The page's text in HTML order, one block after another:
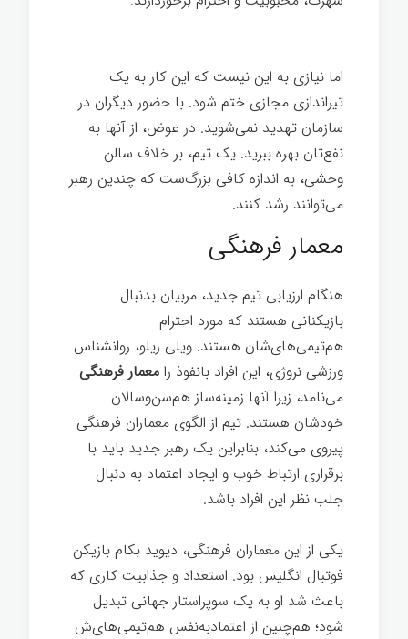
اما نیازی به این نیست که این کار به یک
تیراندازی مجازی ختم شود. با حضور دیگران در
سازمان تهدید نمی‌شوید. در عوض، از آنها به
نفع‌تان بهره ببرید. یک تیم، بر خلاف سالن
وحشی، به اندازه کافی بزرگ‌ست که چندین رهبر
می‌توانند رشد کنند.
معمار فرهنگی
هنگام ارزیابی تیم جدید، مربیان بدنبال
بازیکنانی هستند که مورد احترام
هم‌تیمی‌های‌شان هستند. ویلی ریلو، روانشناس
ورزشی نروژی، این افراد بانفوذ را معمار فرهنگی
می‌نامد، زیرا آنها زمینه‌ساز هم‌سن‌وسالان
خودشان هستند. تیم از الگوی معماران فرهنگی
پیروی می‌کند، بنابراین یک رهبر جدید باید با
برقراری ارتباط خوب و ایجاد اعتماد به دنبال
جلب نظر این افراد باشد.
یکی از این معماران فرهنگی، دیوید بکام بازیکن
فوتبال انگلیس بود. استعداد و جذابیت کاری که
باعث شد او به یک سوپراستار جهانی تبدیل
شود؛ هم‌چنین از اعتمادبه‌نفس هم‌تیمی‌های‌ش